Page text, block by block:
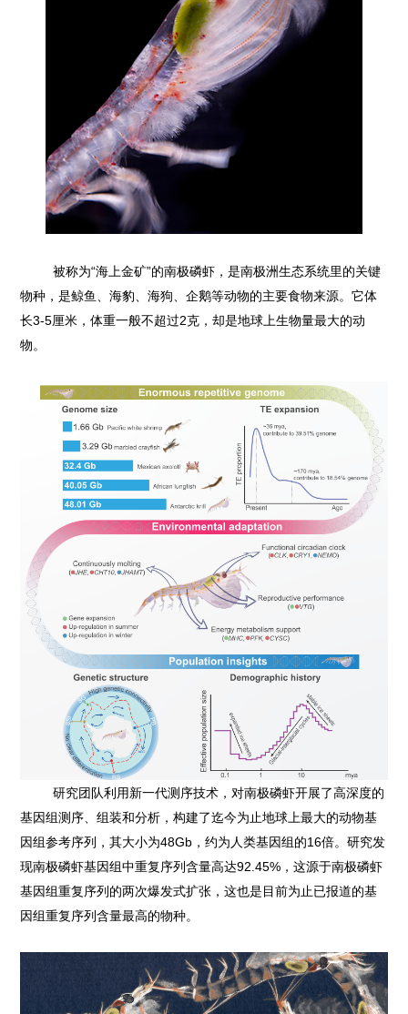
被称为“海上金矿”的南极磷虾，是南极洲生态系统里的关键
物种，是鲸鱼、海豹、海狗、企鹅等动物的主要食物来源。它体
长3-5厘米，体重一般不超过2克，却是地球上生物量最大的动
物。
研究团队利用新一代测序技术，对南极磷虾开展了高深度的
基因组测序、组装和分析，构建了迄今为止地球上最大的动物基
因组参考序列，其大小为48Gb，约为人类基因组的16倍。研究发
现南极磷虾基因组中重复序列含量高达92.45%，这源于南极磷虾
基因组重复序列的两次爆发式扩张，这也是目前为止已报道的基
因组重复序列含量最高的物种。